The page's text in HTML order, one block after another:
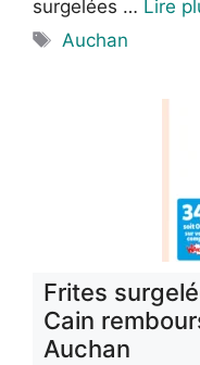
surgelées … Lire
Étiquettes
Auchan
Frites
Cain
Auchan